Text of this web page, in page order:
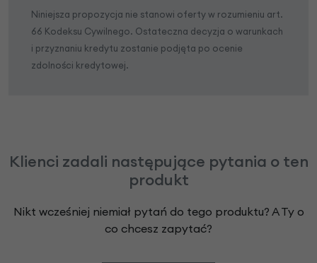
Niniejsza propozycja nie stanowi oferty w rozumieniu art.
66 Kodeksu Cywilnego. Ostateczna decyzja o warunkach
i przyznaniu kredytu zostanie podjęta po ocenie
zdolności kredytowej.
Klienci zadali następujące pytania o ten
produkt
Nikt wcześniej niemiał pytań do tego produktu? A Ty o
co chcesz zapytać?